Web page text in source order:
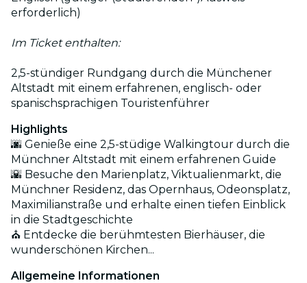
erforderlich)
Im Ticket enthalten:
2,5-stündiger Rundgang durch die Münchener
Altstadt mit einem erfahrenen, englisch- oder
spanischsprachigen Touristenführer
Highlights
🌆 Genieße eine 2,5-stüdige Walkingtour durch die
Münchner Altstadt mit einem erfahrenen Guide
🌇 Besuche den Marienplatz, Viktualienmarkt, die
Münchner Residenz, das Opernhaus, Odeonsplatz,
Maximilianstraße und erhalte einen tiefen Einblick
in die Stadtgeschichte
⛪ Entdecke die berühmtesten Bierhäuser, die
wunderschönen Kirchen...
Allgemeine Informationen